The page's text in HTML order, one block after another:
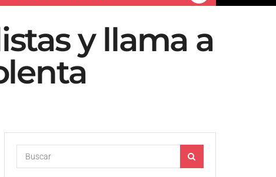
y llama a